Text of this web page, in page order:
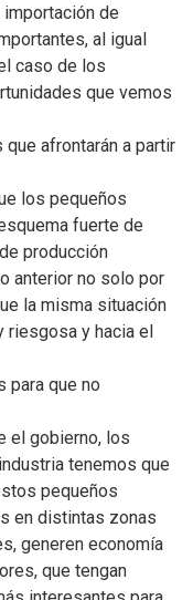
de
al igual
caso de los
que vemos
afrontarán a partir
los pequeños
fuerte de
producción
anterior no solo por
la misma situación
riesgosa y hacia el
para que no
el gobierno, los
tenemos que
pequeños
en distintas zonas
generen economía
que tengan